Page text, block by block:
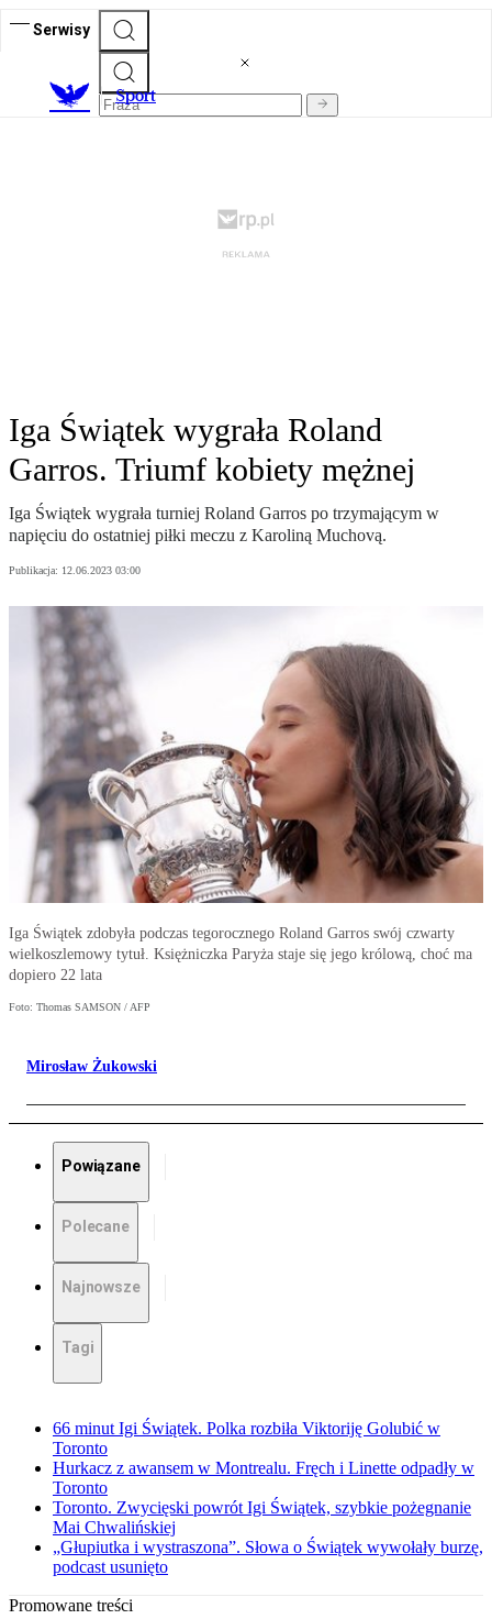
Serwisy
Sport
Iga Świątek wygrała Roland
Garros. Triumf kobiety mężnej
Iga Świątek wygrała turniej Roland Garros po trzymającym w
napięciu do ostatniej piłki meczu z Karoliną Muchovą.
Publikacja: 12.06.2023 03:00
Iga Świątek zdobyła podczas tegorocznego Roland Garros swój czwarty
wielkoszlemowy tytuł. Księżniczka Paryża staje się jego królową, choć ma
dopiero 22 lata
Foto: Thomas SAMSON / AFP
Mirosław Żukowski
Powiązane
Polecane
Najnowsze
Tagi
66 minut Igi Świątek. Polka rozbiła Viktoriję Golubić w
Toronto
Hurkacz z awansem w Montrealu. Fręch i Linette odpadły w
Toronto
Toronto. Zwycięski powrót Igi Świątek, szybkie pożegnanie
Mai Chwalińskiej
„Głupiutka i wystraszona”. Słowa o Świątek wywołały burzę,
podcast usunięto
Promowane treści